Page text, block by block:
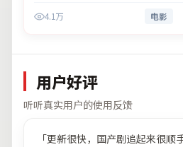
4.1万 电影
用户好评
听听真实用户的使用反馈
「更新很快，国产剧追起来很顺